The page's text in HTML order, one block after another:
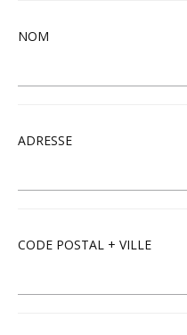
NOM
ADRESSE
CODE POSTAL + VILLE